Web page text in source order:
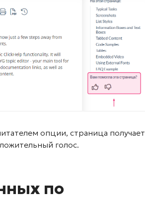
опции, страница получает
голос.
по